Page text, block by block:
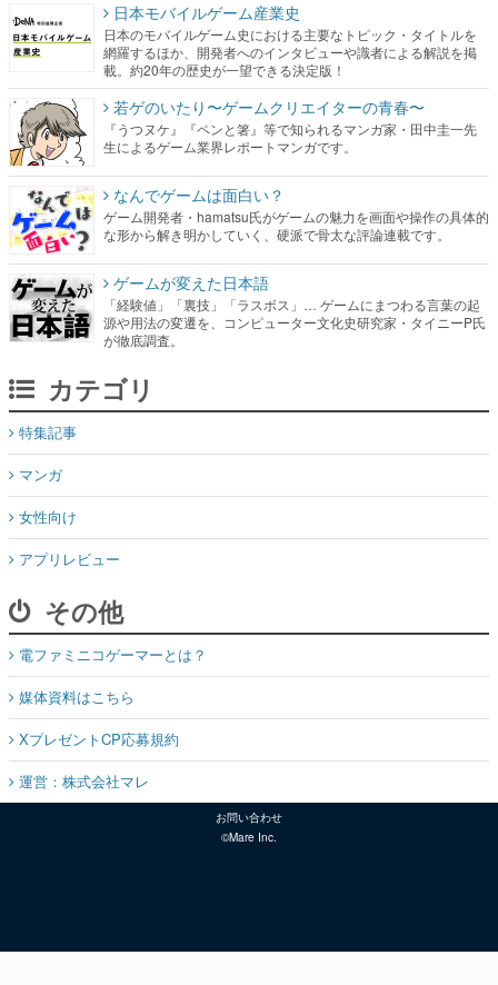
日本モバイルゲーム産業史
日本のモバイルゲーム史における主要なトピック・タイトルを
網羅するほか、開発者へのインタビューや識者による解説を掲
載。約20年の歴史が一望できる決定版！
若ゲのいたり〜ゲームクリエイターの青春〜
『うつヌケ』『ペンと箸』等で知られるマンガ家・田中圭一先
生によるゲーム業界レポートマンガです。
なんでゲームは面白い？
ゲーム開発者・hamatsu氏がゲームの魅力を画面や操作の具体的
な形から解き明かしていく、硬派で骨太な評論連載です。
ゲームが変えた日本語
「経験値」「裏技」「ラスボス」… ゲームにまつわる言葉の起
源や用法の変遷を、コンピューター文化史研究家・タイニーP氏
が徹底調査。
カテゴリ
特集記事
マンガ
女性向け
アプリレビュー
その他
電ファミニコゲーマーとは？
媒体資料はこちら
XプレゼントCP応募規約
運営：株式会社マレ
お問い合わせ
©Mare Inc.